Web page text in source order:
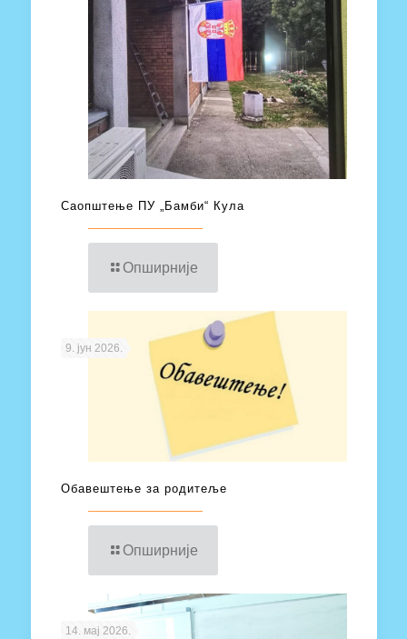
Саопштење ПУ „Бамби“ Кула
Опширније
9. јун 2026.
Обавештење за родитеље
Опширније
14. мај 2026.